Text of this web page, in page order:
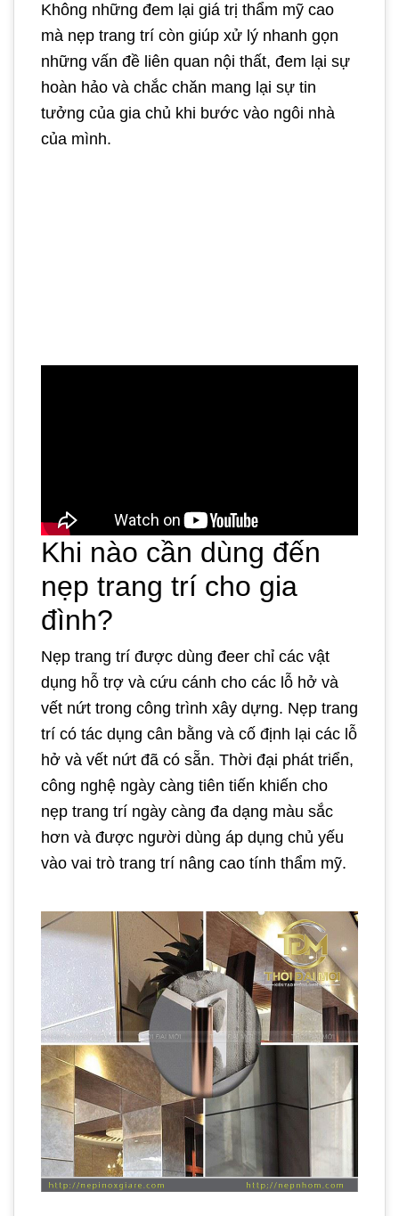
Không những đem lại giá trị thẩm mỹ cao
mà nẹp trang trí còn giúp xử lý nhanh gọn
những vấn đề liên quan nội thất, đem lại sự
hoàn hảo và chắc chăn mang lại sự tin
tưởng của gia chủ khi bước vào ngôi nhà
của mình.
Khi nào cần dùng đến
nẹp trang trí cho gia
đình?
Nẹp trang trí được dùng đeer chỉ các vật
dụng hỗ trợ và cứu cánh cho các lỗ hở và
vết nứt trong công trình xây dựng. Nẹp trang
trí có tác dụng cân bằng và cố định lại các lỗ
hở và vết nứt đã có sẵn. Thời đại phát triển,
công nghệ ngày càng tiên tiến khiến cho
nẹp trang trí ngày càng đa dạng màu sắc
hơn và được người dùng áp dụng chủ yếu
vào vai trò trang trí nâng cao tính thẩm mỹ.